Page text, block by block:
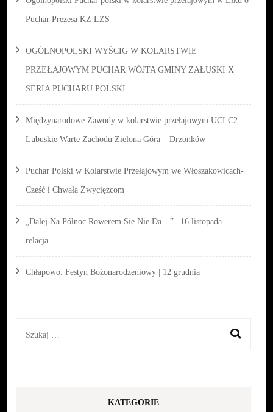
Puchar Prezesa KZ LZS
OGÓLNOPOLSKI WYŚCIG W KOLARSTWIE
PRZEŁAJOWYM PUCHAR WÓJTA GMINY ZAŁUSKI X
SERIA PUCHARU POLSKI
Międzynarodowe Zawody w kolarstwie przełajowym UCI C2
Lubuskie Warte Zachodu Zielona Góra – Drzonków
Puchar Polski w Kolarstwie Przełajowym we Włoszakowicach-
Cześć i Chwała Zwycięzcom
„Dalej Na Północ Rowerem Się Nie Da…” | 16 listopada –
relacja
Chłapowo. Festyn Bożonarodzeniowy | 12 grudnia
Szukaj:
KATEGORIE